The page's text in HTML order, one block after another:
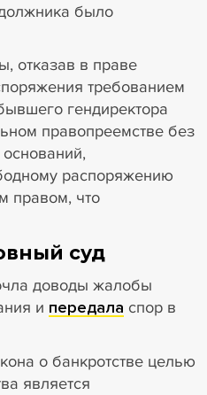
было
отказав в праве
требованием
гендиректора
правопреемстве без
распоряжению
правом, что
суд
доводы жалобы
и передала спор в
о банкротстве целью
является